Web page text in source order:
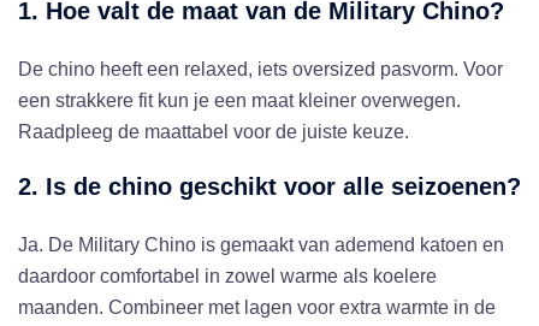
1. Hoe valt de maat van de Military Chino?
De chino heeft een relaxed, iets oversized pasvorm. Voor
een strakkere fit kun je een maat kleiner overwegen.
Raadpleeg de maattabel voor de juiste keuze.
2. Is de chino geschikt voor alle seizoenen?
Ja. De Military Chino is gemaakt van ademend katoen en
daardoor comfortabel in zowel warme als koelere
maanden. Combineer met lagen voor extra warmte in de